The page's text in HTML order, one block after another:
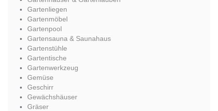
Gartenliegen
Gartenmöbel
Gartenpool
Gartensauna & Saunahaus
Gartenstühle
Gartentische
Gartenwerkzeug
Gemüse
Geschirr
Gewächshäuser
Gräser